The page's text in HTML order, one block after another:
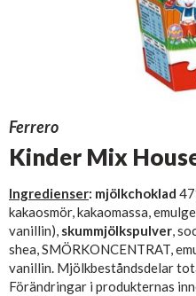
Ferrero
Kinder Mix
Ingredienser: mjölkchoklad
kakaosmör, kakaomassa,
vanillin), skummjölkspulver,
shea, SMÖRKONCENTRAT,
vanillin. Mjölkbeståndsdelar
Förändringar i produkternas